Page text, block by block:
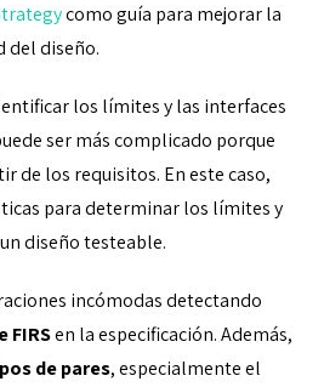
como guía para mejorar la
del diseño.
los límites y las interfaces
ser más complicado porque
de los requisitos. En este caso,
para determinar los límites y
diseño testeable.
incómodas detectando
FIRSen la especificación. Además,
de pares, especialmente el